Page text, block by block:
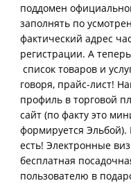
поддомен
заполнять по
фактический адрес
регистрации. А
список товаров и
говоря, прайс-лист!
профиль в торговой
сайт (по факту это
формируется Эльбой).
есть! Электронные
бесплатная
пользователю в